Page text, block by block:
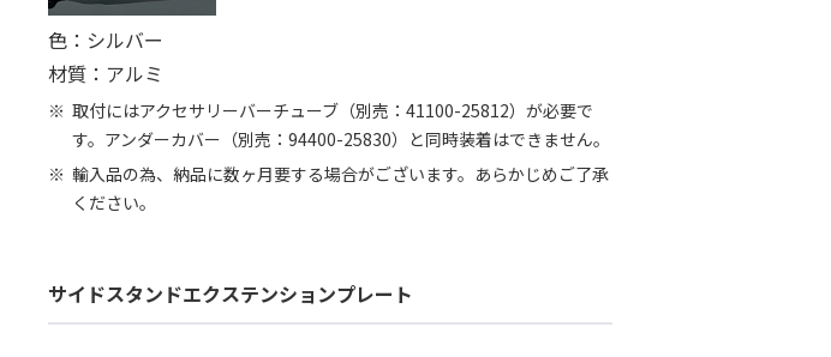
色：シルバー
材質：アルミ
取付にはアクセサリーバーチューブ（別売：41100-25812）が必要で
す。アンダーカバー（別売：94400-25830）と同時装着はできません。
輸入品の為、納品に数ヶ月要する場合がございます。あらかじめご了承
ください。
サイドスタンドエクステンションプレート